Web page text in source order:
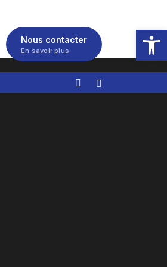
Nous contacter
En savoir plus
Ouvrir